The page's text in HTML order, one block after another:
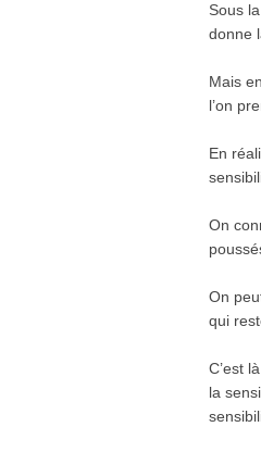
Sous
donne
Mais
l’on
En
On
On
qui
C’est
la